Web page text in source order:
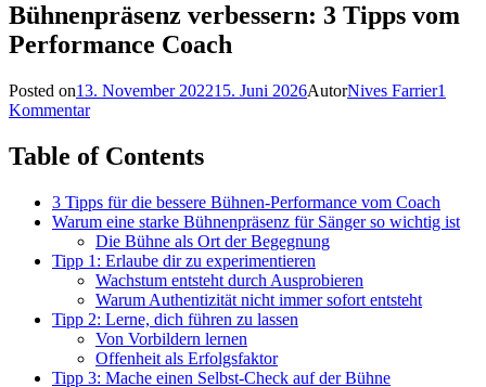
Bühnenpräsenz verbessern: 3 Tipps vom
Performance Coach
Posted on13. November 202215. Juni 2026AutorNives Farrier1
Kommentar
Table of Contents
3 Tipps für die bessere Bühnen-Performance vom Coach
Warum eine starke Bühnenpräsenz für Sänger so wichtig ist
Die Bühne als Ort der Begegnung
Tipp 1: Erlaube dir zu experimentieren
Wachstum entsteht durch Ausprobieren
Warum Authentizität nicht immer sofort entsteht
Tipp 2: Lerne, dich führen zu lassen
Von Vorbildern lernen
Offenheit als Erfolgsfaktor
Tipp 3: Mache einen Selbst-Check auf der Bühne